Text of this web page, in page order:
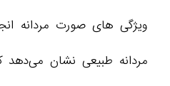
ویژگی‌ های صورت مردانه
مردانه طبیعی نشان می‌دهد